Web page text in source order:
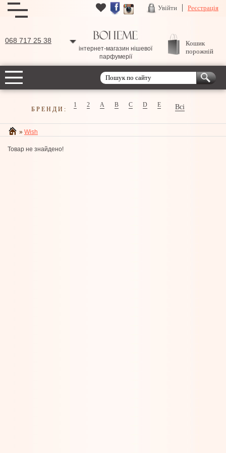
Увійти Реєстрація
068 717 25 38
інтернет-магазин нішевої
парфумерії
Кошик
порожній
БРЕНДИ:
1 2 A B C D E Всі
» Wish
Товар не знайдено!